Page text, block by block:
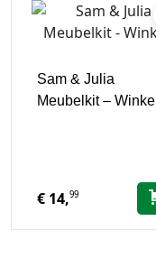
Sam & Julia
Meubelkit – Winkel
€ 14,99